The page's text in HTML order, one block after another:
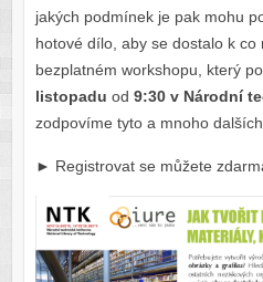
jakých podmínek je pak mohu
hotové dílo, aby se dostalo k co
bezplatném workshopu, který
listopadu od 9:30 v Národní
zodpovíme tyto a mnoho dalších
► Registrovat se můžete